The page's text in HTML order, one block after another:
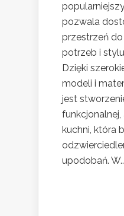
pozwala
przestrzeń
potrzeb i
Dzięki
modeli i
jest
kuchni, która
upodobań.